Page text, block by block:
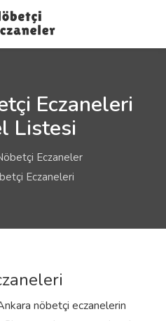
Eczaneleri
Listesi
Eczaneler
Eczaneleri
nöbetçi eczanelerin